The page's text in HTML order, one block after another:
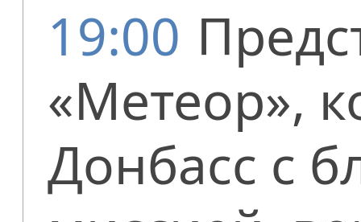
19:00
«Метеор»,
Донбасс с